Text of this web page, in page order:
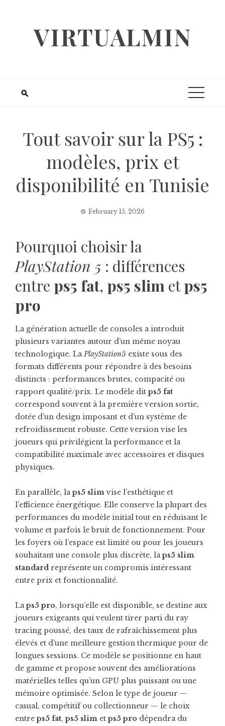
VIRTUALMIN
Tout savoir sur la PS5 :
modèles, prix et
disponibilité en Tunisie
February 15, 2026
Pourquoi choisir la
PlayStation 5 : différences
entre ps5 fat, ps5 slim etps5
pro
La génération actuelle de consoles a introduit
plusieurs variantes autour d’un même noyau
technologique. LaPlayStation5 existe sous des
formats différents pour répondre à des besoins
distincts : performances brutes, compacité ou
rapport qualité/prix. Le modèle dit ps5 fat
correspond souvent à la première version sortie,
dotée d’un design imposant et d’un système de
refroidissement robuste. Cette version vise les
joueurs qui privilégient la performance et la
compatibilité maximale avec accessoires et disques
physiques.
En parallèle, laps5 slimvise l’esthétique et
l’efficience énergétique. Elle conserve la plupart des
performances du modèle initial tout en réduisant le
volume et parfois le bruit de fonctionnement. Pour
les foyers où l’espace est limité ou pour les joueurs
souhaitant une console plus discrète, laps5 slim
standard représente un compromis intéressant
entre prix et fonctionnalité.
Laps5 pro, lorsqu’elle est disponible, se destine aux
joueurs exigeants qui veulent tirer parti du ray
tracing poussé, des taux de rafraîchissement plus
élevés et d’une meilleure gestion thermique pour de
longues sessions. Ce modèle se positionne en haut
de gamme et propose souvent des améliorations
matérielles telles qu’un GPU plus puissant ou une
mémoire optimisée. Selon le type de joueur —
casual, compétitif ou collectionneur — le choix
entre ps5 fat, ps5 slim et ps5 pro dépendra du